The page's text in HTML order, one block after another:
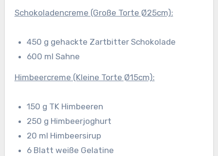
Schokoladencreme (Große Torte Ø25cm):
450 g gehackte Zartbitter Schokolade
600 ml Sahne
Himbeercreme (Kleine Torte Ø15cm):
150 g TK Himbeeren
250 g Himbeerjoghurt
20 ml Himbeersirup
6 Blatt weiße Gelatine